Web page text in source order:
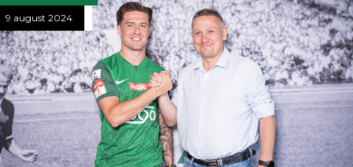
9 august 2024